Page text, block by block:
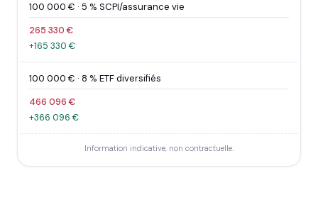
100 000 € · 5 % SCPI/assurance vie
265 330 €
+165 330 €
100 000 € · 8 % ETF diversifiés
466 096 €
+366 096 €
Information indicative, non contractuelle.